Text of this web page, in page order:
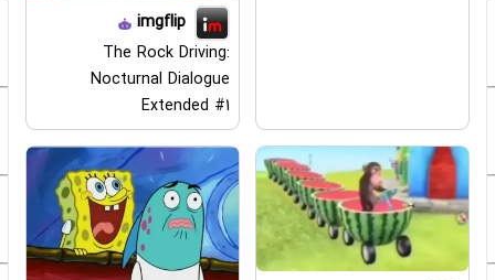
imgflip
The Rock Driving:
Nocturnal Dialogue
Extended #1